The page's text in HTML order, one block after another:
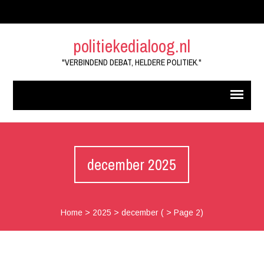
politiekedialoog.nl
"VERBINDEND DEBAT, HELDERE POLITIEK."
december 2025
Home> 2025 > december( > Page 2)